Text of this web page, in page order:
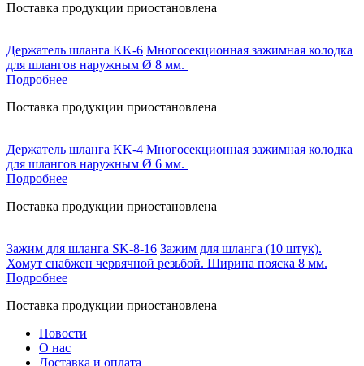
Поставка продукции приостановлена
Держатель шланга KK-6 Многосекционная зажимная колодка
для шлангов наружным Ø 8 мм.
Подробнее
Поставка продукции приостановлена
Держатель шланга KK-4 Многосекционная зажимная колодка
для шлангов наружным Ø 6 мм.
Подробнее
Поставка продукции приостановлена
Зажим для шланга SK-8-16 Зажим для шланга (10 штук).
Хомут снабжен червячной резьбой. Ширина пояска 8 мм.
Подробнее
Поставка продукции приостановлена
Новости
О нас
Доставка и оплата